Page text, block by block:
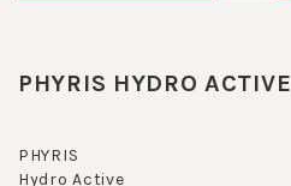
PHYRIS HYDRO ACTIVE
PHYRIS
Hydro Active